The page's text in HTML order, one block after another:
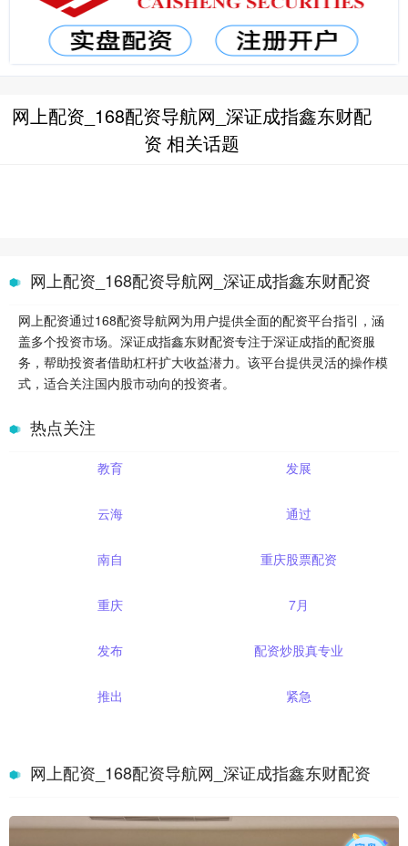
网上配资_168配资导航网_深证成指鑫东财配
资 相关话题
网上配资_168配资导航网_深证成指鑫东财配资
网上配资通过168配资导航网为用户提供全面的配资平台指引，涵
盖多个投资市场。深证成指鑫东财配资专注于深证成指的配资服
务，帮助投资者借助杠杆扩大收益潜力。该平台提供灵活的操作模
式，适合关注国内股市动向的投资者。
热点关注
教育 发展
云海 通过
南自 重庆股票配资
重庆 7月
发布 配资炒股真专业
推出 紧急
网上配资_168配资导航网_深证成指鑫东财配资